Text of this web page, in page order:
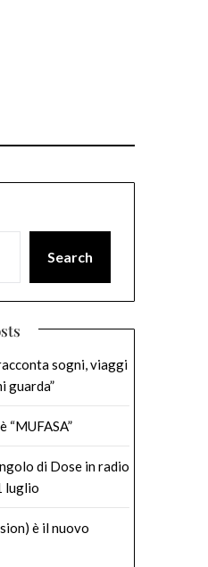
Search
sogni, viaggi
guarda”
“MUFASA”
di Dose in radio
luglio
è il nuovo